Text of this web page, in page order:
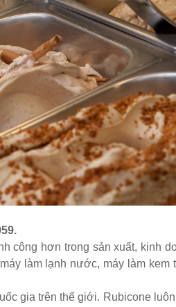
hơn trong sản xuất, kinh
làm lạnh nước, máy làm
gia trên thế giới. Rubicone